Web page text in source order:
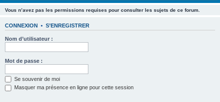
Vous n’avez pas les permissions requises pour consulter les sujets de ce forum.
CONNEXION • S’ENREGISTRER
Nom d’utilisateur :
Mot de passe :
Se souvenir de moi
Masquer ma présence en ligne pour cette session